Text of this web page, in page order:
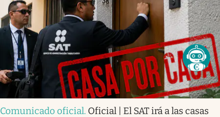
Comunicado oficial. Oficial | El SAT irá a las casas